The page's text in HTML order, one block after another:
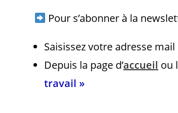
Pour s’abonner à la
Saisissez votre adresse
Depuis la page d’accueil ou
travail »